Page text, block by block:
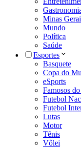
Minas
Mundo
Política
Saúde
Esportes
Basquete
Copa do
eSports
Famosos
Futebol
Futebol
Lutas
Motor
Tênis
Vôlei